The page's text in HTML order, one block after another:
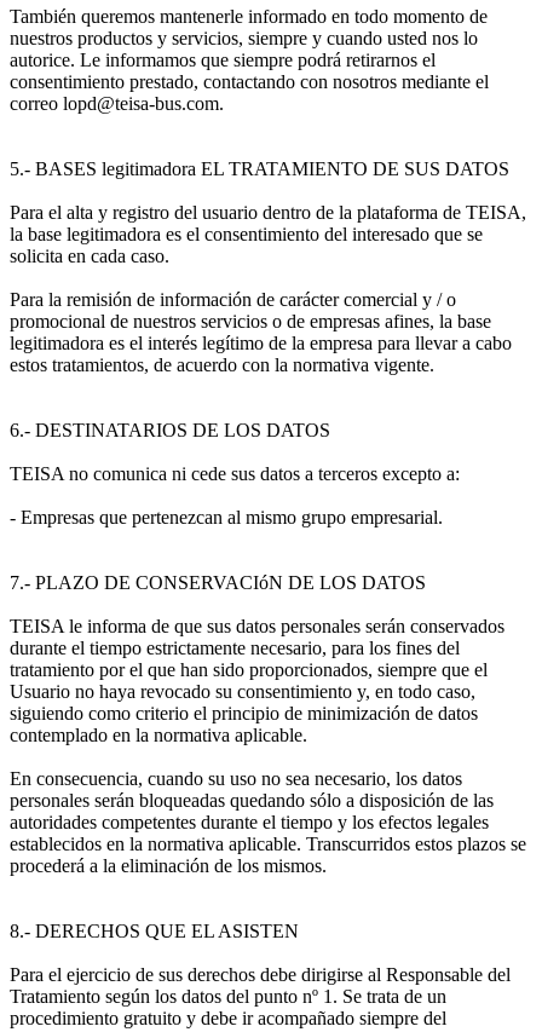
También queremos mantenerle informado en todo momento de
nuestros productos y servicios, siempre y cuando usted nos lo
autorice. Le informamos que siempre podrá retirarnos el
consentimiento prestado, contactando con nosotros mediante el
correo lopd@teisa-bus.com.
5.- BASES legitimadora EL TRATAMIENTO DE SUS DATOS
Para el alta y registro del usuario dentro de la plataforma de TEISA,
la base legitimadora es el consentimiento del interesado que se
solicita en cada caso.
Para la remisión de información de carácter comercial y / o
promocional de nuestros servicios o de empresas afines, la base
legitimadora es el interés legítimo de la empresa para llevar a cabo
estos tratamientos, de acuerdo con la normativa vigente.
6.- DESTINATARIOS DE LOS DATOS
TEISA no comunica ni cede sus datos a terceros excepto a:
- Empresas que pertenezcan al mismo grupo empresarial.
7.- PLAZO DE CONSERVACIóN DE LOS DATOS
TEISA le informa de que sus datos personales serán conservados
durante el tiempo estrictamente necesario, para los fines del
tratamiento por el que han sido proporcionados, siempre que el
Usuario no haya revocado su consentimiento y, en todo caso,
siguiendo como criterio el principio de minimización de datos
contemplado en la normativa aplicable.
En consecuencia, cuando su uso no sea necesario, los datos
personales serán bloqueadas quedando sólo a disposición de las
autoridades competentes durante el tiempo y los efectos legales
establecidos en la normativa aplicable. Transcurridos estos plazos se
procederá a la eliminación de los mismos.
8.- DERECHOS QUE EL ASISTEN
Para el ejercicio de sus derechos debe dirigirse al Responsable del
Tratamiento según los datos del punto nº 1. Se trata de un
procedimiento gratuito y debe ir acompañado siempre del